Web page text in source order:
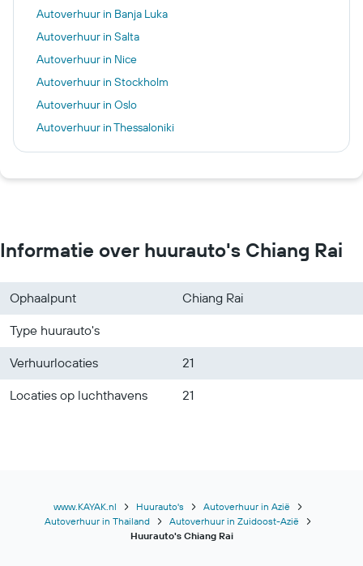
Autoverhuur in Banja Luka
Autoverhuur in Salta
Autoverhuur in Nice
Autoverhuur in Stockholm
Autoverhuur in Oslo
Autoverhuur in Thessaloniki
Autoverhuur in Ljubljana
Informatie over huurauto's Chiang Rai
Ophaalpunt
Chiang Rai
Type huurauto's
Verhuurlocaties
21
Locaties op luchthavens
21
www.KAYAK.nl Huurauto's
Autoverhuur in Azië
Autoverhuur in Thailand
Autoverhuur in Zuidoost-Azië
Huurauto's Chiang Rai